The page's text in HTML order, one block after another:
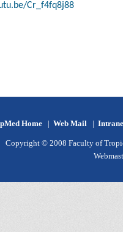
Cr_f4fq8j88
Home | Web Mail |
Copyright © 2008 Faculty of